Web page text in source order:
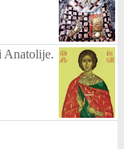
Anatolije.